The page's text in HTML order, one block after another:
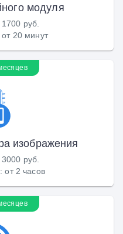
модуля
1700 руб.
от 20 минут
изображения
3000 руб.
:от 2 часов